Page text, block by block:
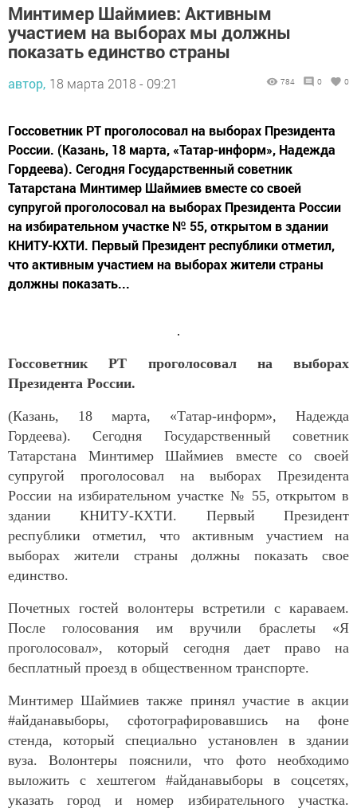
Минтимер Шаймиев: Активным
участием на выборах мы должны
показать единство страны
автор, 18 марта 2018 - 09:21 784 0 0
Госсоветник РТ проголосовал на выборах Президента
России. (Казань, 18 марта, «Татар-информ», Надежда
Гордеева). Сегодня Государственный советник
Татарстана Минтимер Шаймиев вместе со своей
супругой проголосовал на выборах Президента России
на избирательном участке № 55, открытом в здании
КНИТУ-КХТИ. Первый Президент республики отметил,
что активным участием на выборах жители страны
должны показать...
Госсоветник РТ проголосовал на выборах
Президента России.
(Казань, 18 марта, «Татар-информ», Надежда
Гордеева). Сегодня Государственный советник
Татарстана Минтимер Шаймиев вместе со своей
супругой проголосовал на выборах Президента
России на избирательном участке № 55, открытом в
здании КНИТУ-КХТИ. Первый Президент
республики отметил, что активным участием на
выборах жители страны должны показать свое
единство.
Почетных гостей волонтеры встретили с караваем.
После голосования им вручили браслеты «Я
проголосовал», который сегодня дает право на
бесплатный проезд в общественном транспорте.
Минтимер Шаймиев также принял участие в акции
#айданавыборы, сфотографировавшись на фоне
стенда, который специально установлен в здании
вуза. Волонтеры пояснили, что фото необходимо
выложить с хештегом #айданавыборы в соцсетях,
указать город и номер избирательного участка.